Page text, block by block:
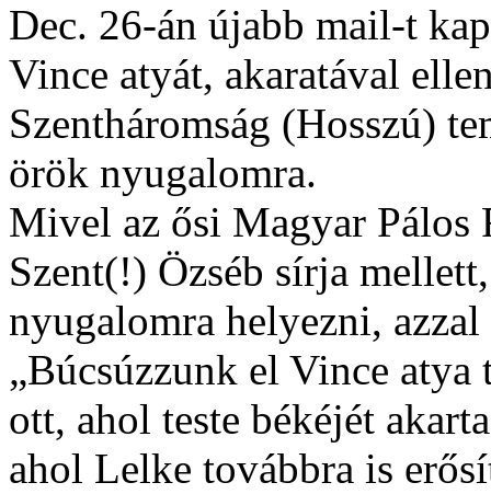
Dec. 26-án újabb mail-t
Vince atyát, akaratával
Szentháromság (Hosszú)
örök nyugalomra.
Mivel az ősi Magyar Pálos
Szent(!) Özséb sírja
nyugalomra helyezni,
„Búcsúzzunk el Vince
ott, ahol teste békéjét
ahol Lelke továbbra is